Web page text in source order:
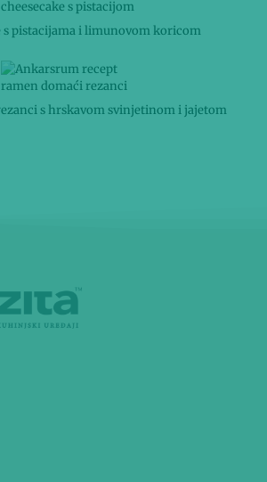
s pistacijama i limunovom koricom
s hrskavom svinjetinom i jajetom